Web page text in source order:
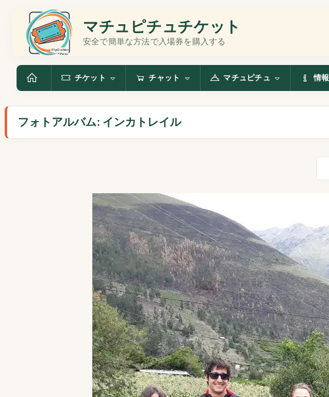
マチュピチュチケット
安全で簡単な方法で入場券を購入する
チケット チャット マチュピチュ 情報
フォトアルバム: インカトレイル